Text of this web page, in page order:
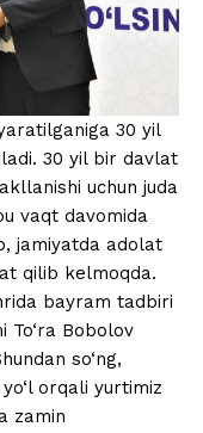
30 yil
30 yil bir davlat
uchun juda
vaqt davomida
jamiyatda adolat
qilib kelmoqda.
bayram tadbiri
Bobolov
so‘ng,
orqali yurtimiz
zamin